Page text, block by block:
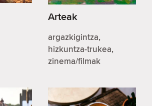
Arteak
argazkigintza,
hizkuntza-trukea,
zinema/filmak